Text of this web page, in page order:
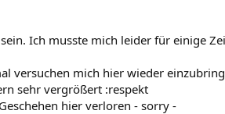
Ich musste mich leider für einige
versuchen mich hier wieder
sehr vergrößert :respekt
hier verloren - sorry -